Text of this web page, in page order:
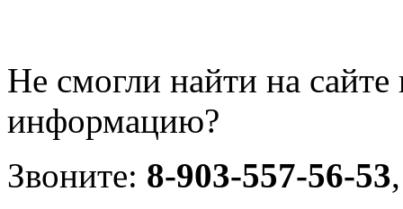
Не смогли найти на
информацию?
Звоните: 8-903-557-56-53